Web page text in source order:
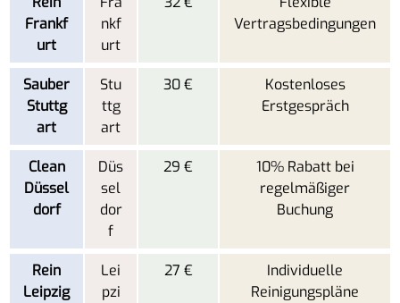
Frankf
urt
nkf
urt
Vertragsbedingungen
Sauber
Stuttg
art
Stu
ttg
art
30 €
Kostenloses
Erstgespräch
Clean
Düssel
dorf
Düs
sel
dor
f
29 €
10% Rabatt bei
regelmäßiger
Buchung
Rein
Leipzig
Lei
pzi
27 €
Individuelle
Reinigungspläne